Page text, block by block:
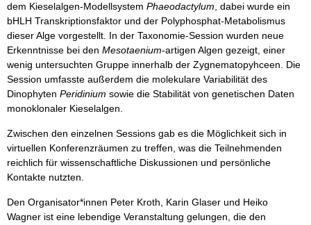
dem Kieselalgen-Modellsystem Phaeodactylum , dabei wurde ein
bHLH Transkriptionsfaktor und der Polyphosphat-Metabolismus
dieser Alge vorgestellt. In der Taxonomie-Session wurden neue
Erkenntnisse bei den Mesotaenium-artigen Algen gezeigt, einer
wenig untersuchten Gruppe innerhalb der Zygnematopyhceen. Die
Session umfasste außerdem die molekulare Variabilität des
Dinophyten Peridinium sowie die Stabilität von genetischen Daten
monoklonaler Kieselalgen.
Zwischen den einzelnen Sessions gab es die Möglichkeit sich in
virtuellen Konferenzräumen zu treffen, was die Teilnehmenden
reichlich für wissenschaftliche Diskussionen und persönliche
Kontakte nutzten.
Den Organisator*innen Peter Kroth, Karin Glaser und Heiko
Wagner ist eine lebendige Veranstaltung gelungen, die den